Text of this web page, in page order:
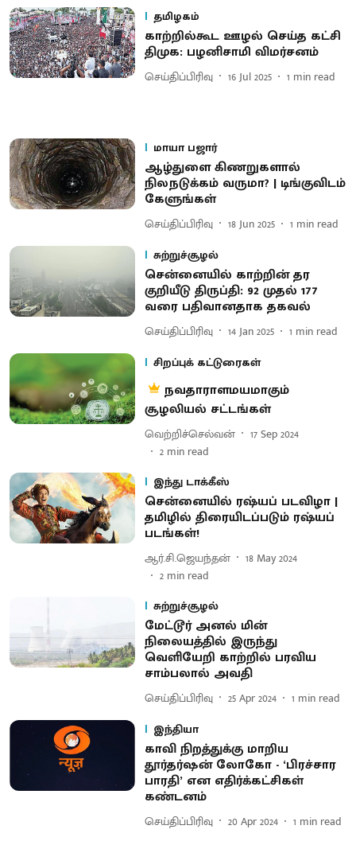
தமிழகம்
காற்றில்கூட ஊழல் செய்த கட்சி
திமுக: பழனிசாமி விமர்சனம்
செய்திப்பிரிவு 16 Jul 2025 1 min read
மாயா பஜார்
ஆழ்துளை கிணறுகளால்
நிலநடுக்கம் வருமா? | டிங்குவிடம்
கேளுங்கள்
செய்திப்பிரிவு 18 Jun 2025 1 min read
சுற்றுச்சூழல்
சென்னையில் காற்றின் தர
குறியீடு திருப்தி: 92 முதல் 177
வரை பதிவானதாக தகவல்
செய்திப்பிரிவு 14 Jan 2025 1 min read
சிறப்புக் கட்டுரைகள்
நவ​தா​ராளமய​மாகும்
சூழலியல் சட்டங்கள்
வெற்றிச்செல்வன்
17 Sep 2024
2 min read
இந்து டாக்கீஸ்
சென்னையில் ரஷ்யப் படவிழா |
தமிழில் திரையிடப்படும் ரஷ்யப்
படங்கள்!
ஆர்.சி.ஜெயந்தன்
18 May 2024
2 min read
சுற்றுச்சூழல்
மேட்டூர் அனல் மின்
நிலையத்தில் இருந்து
வெளியேறி காற்றில் பரவிய
சாம்பலால் அவதி
செய்திப்பிரிவு 25 Apr 2024 1 min read
இந்தியா
காவி நிறத்துக்கு மாறிய
தூர்தர்ஷன் லோகோ - ‘பிரச்சார
பாரதி’ என எதிர்க்கட்சிகள்
கண்டனம்
செய்திப்பிரிவு 20 Apr 2024 1 min read